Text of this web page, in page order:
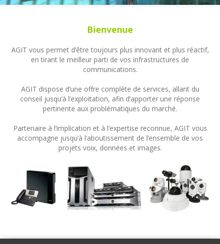
Bienvenue
AGIT vous permet d’être toujours plus innovant et plus réactif,
en tirant le meilleur parti de vos infrastructures de
communications.
AGIT dispose d’une offre complète de services, allant du
conseil jusqu’à l’exploitation, afin d’apporter une réponse
pertinente aux problématiques du marché.
Partenaire à l’implication et à l’expertise reconnue, AGIT vous
accompagne jusqu’à l’aboutissement de l’ensemble de vos
projets voix, données et images.